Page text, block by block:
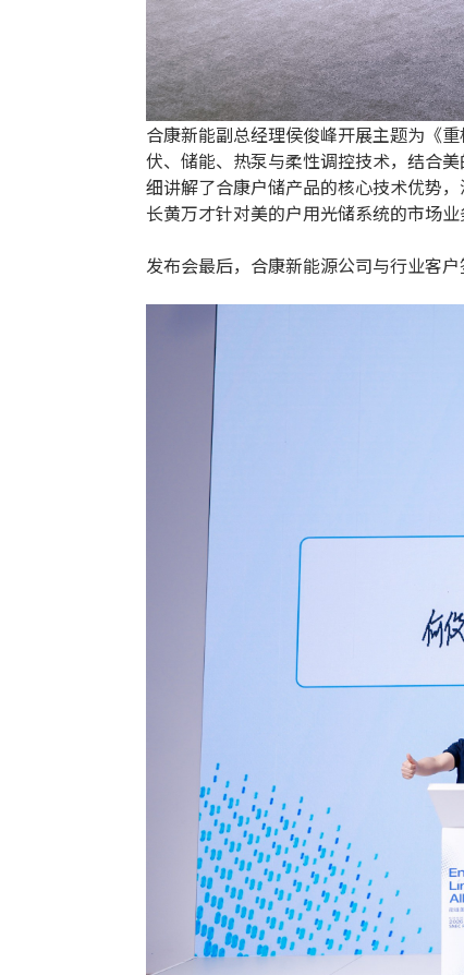
合康新能副总经理侯俊峰开展主题为《
伏、储能、热泵与柔性调控技术，结合
细讲解了合康户储产品的核心技术优势
长黄万才针对美的户用光储系统的市场业
发布会最后，合康新能源公司与行业客